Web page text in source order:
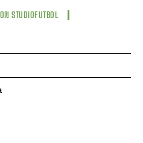
STUDIOFUTBOL